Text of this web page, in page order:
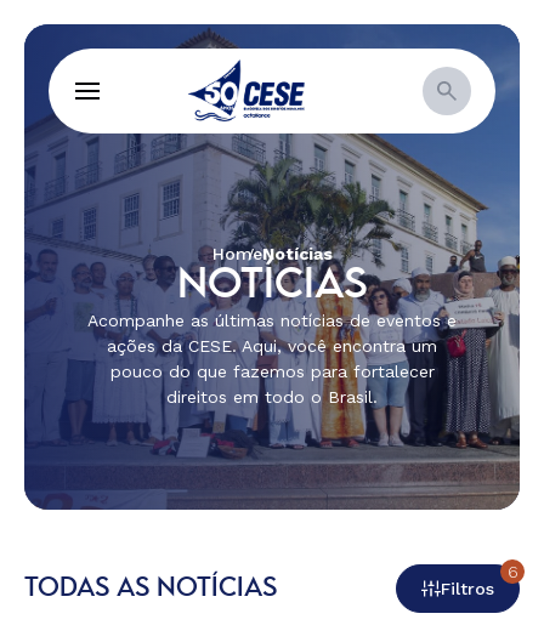
HomeNotícias
NOTÍCIAS
Acompanhe as últimas notícias de eventos e
ações da CESE. Aqui, você encontra um
pouco do que fazemos para fortalecer
direitos em todo o Brasil.
TODAS AS NOTÍCIAS Filtros
6